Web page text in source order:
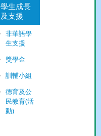
學生成長
及支援
非華語學
生支援
獎學金
訓輔小組
德育及公
民教育(活
動)